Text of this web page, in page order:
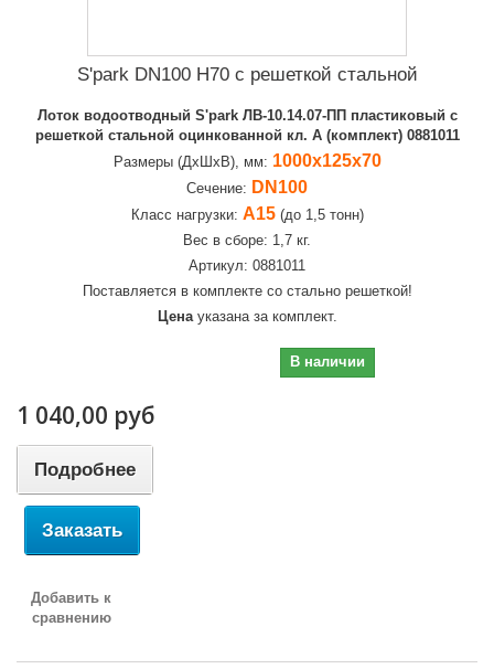
S'park DN100 H70 c решеткой стальной
Лоток водоотводный S'park ЛВ-10.14.07-ПП пластиковый с
решеткой стальной оцинкованной кл. А (комплект) 0881011
Размеры (ДхШхВ), мм: 1000х125х70
Сечение: DN100
Класс нагрузки: А15(до 1,5 тонн)
Вес в сборе: 1,7 кг.
Артикул: 0881011
Поставляется в комплекте со стально решеткой!
Ценауказана за комплект.
В наличии
1 040,00 руб
Подробнее
Заказать
Добавить к
сравнению